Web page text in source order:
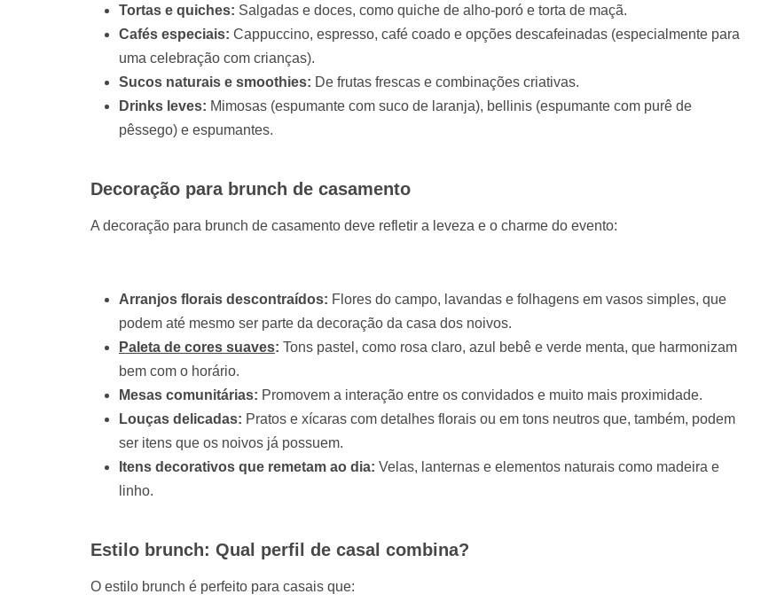
Tortas e quiches: Salgadas e doces, como quiche de alho-poró e torta de maçã.
Cafés especiais: Cappuccino, espresso, café coado e opções descafeinadas (especialmente para
uma celebração com crianças).
Sucos naturais e smoothies: De frutas frescas e combinações criativas.
Drinks leves: Mimosas (espumante com suco de laranja), bellinis (espumante com purê de
pêssego) e espumantes.
Decoração para brunch de casamento
A decoração para brunch de casamento deve refletir a leveza e o charme do evento:
Arranjos florais descontraídos: Flores do campo, lavandas e folhagens em vasos simples, que
podem até mesmo ser parte da decoração da casa dos noivos.
Paleta de cores suaves: Tons pastel, como rosa claro, azul bebê e verde menta, que harmonizam
bem com o horário.
Mesas comunitárias: Promovem a interação entre os convidados e muito mais proximidade.
Louças delicadas: Pratos e xícaras com detalhes florais ou em tons neutros que, também, podem
ser itens que os noivos já possuem.
Itens decorativos que remetam ao dia: Velas, lanternas e elementos naturais como madeira e
linho.
Estilo brunch: Qual perfil de casal combina?
O estilo brunch é perfeito para casais que: